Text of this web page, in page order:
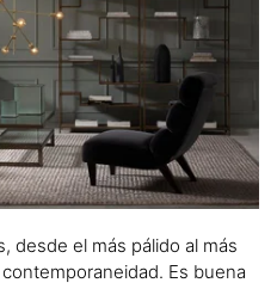
desde el más pálido al más
Es buena